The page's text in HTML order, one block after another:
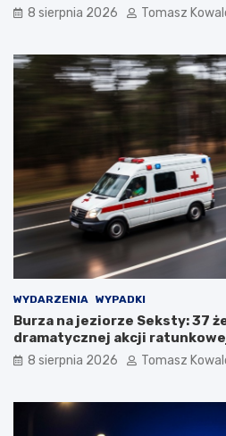
8 sierpnia 2026 Tomasz
WYDARZENIA WYPADKI
Burza na jeziorze Seksty: 37
dramatycznej akcji
8 sierpnia 2026 Tomasz